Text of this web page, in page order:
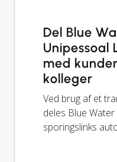
Del Blue
Unipessoal
med
kolleger
Ved brug af et
deles Blue
sporingslinks